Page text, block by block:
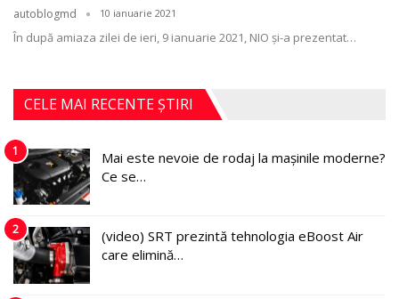
autoblogmd 10 ianuarie 2021
În după amiaza zilei de ieri, 9 ianuarie 2021, NIO şi-a prezentat…
CELE MAI RECENTE ȘTIRI
1
Mai este nevoie de rodaj la mașinile moderne?
Ce se…
2
(video) SRT prezintă tehnologia eBoost Air
care elimină…